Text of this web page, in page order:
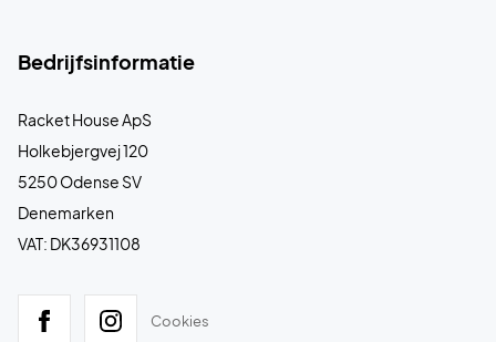
Bedrijfsinformatie
Racket House ApS
Holkebjergvej 120
5250 Odense SV
Denemarken
VAT: DK36931108
Cookies